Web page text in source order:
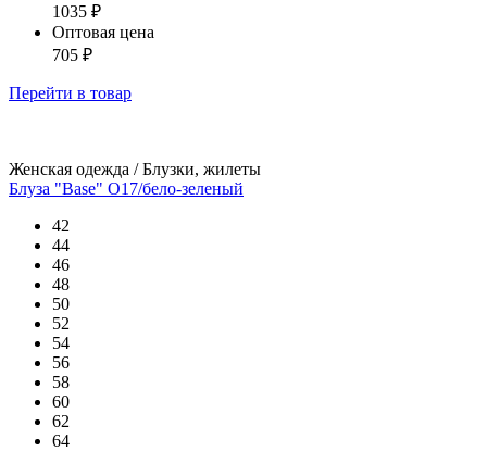
1035 ₽
Оптовая цена
705 ₽
Перейти в товар
Женская одежда / Блузки, жилеты
Блуза "Base" О17/бело-зеленый
42
44
46
48
50
52
54
56
58
60
62
64